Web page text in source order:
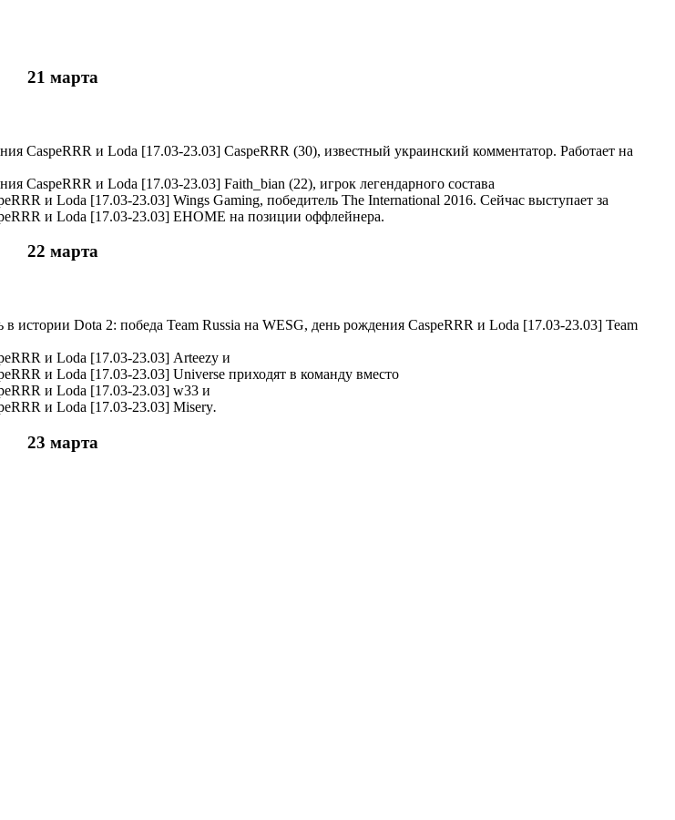
21 марта
CaspeRRR (30), известный украинский комментатор. Работает на
Faith_bian (22), игрок легендарного состава
Wings Gaming, победитель The International 2016. Сейчас выступает за
EHOME на позиции оффлейнера.
22 марта
Team
Arteezy и
Universe приходят в команду вместо
w33 и
Misery.
23 марта